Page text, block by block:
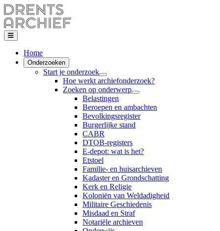
Home
Onderzoeken
Start je onderzoek
Hoe werkt archiefonderzoek?
Zoeken op onderwerp
Belastingen
Beroepen en ambachten
Bevolkingsregister
Burgerlijke stand
CABR
DTOB-registers
E-depot: wat is het?
Etstoel
Familie- en huisarchieven
Kadaster en Grondschatting
Kerk en Religie
Koloniën van Weldadigheid
Militaire Geschiedenis
Misdaad en Straf
Notariële archieven